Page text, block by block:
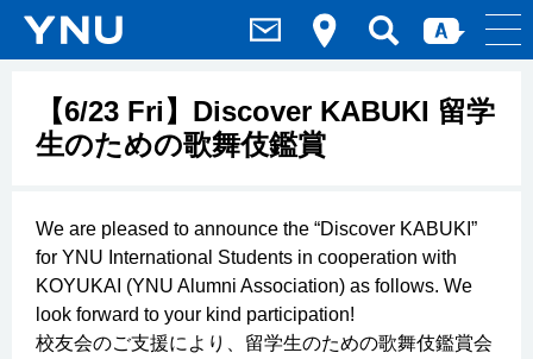
【6/23 Fri】Discover KABUKI 留学
生のための歌舞伎鑑賞
We are pleased to announce the “Discover KABUKI”
for YNU International Students in cooperation with
KOYUKAI (YNU Alumni Association) as follows. We
look forward to your kind participation!
校友会のご支援により、留学生のための歌舞伎鑑賞会